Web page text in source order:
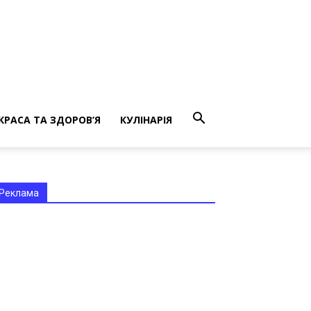
ТА ЗДОРОВ’Я КУЛІНАРІЯ
Реклама